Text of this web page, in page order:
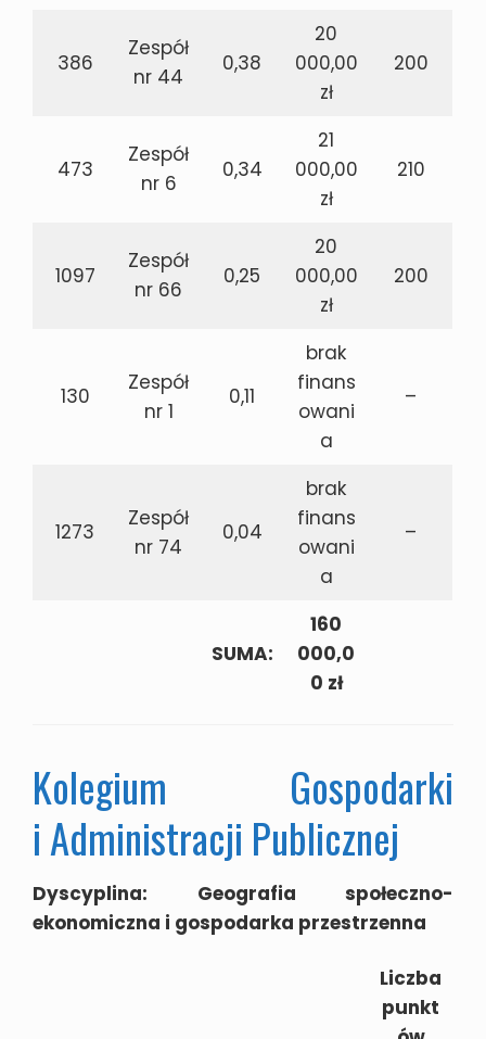
386
Zespół
nr 44
0,38
20
000,00
zł
200
473
Zespół
nr 6
0,34
21
000,00
zł
210
1097
Zespół
nr 66
0,25
20
000,00
zł
200
130
Zespół
nr 1
0,11
brak
finans
owani
a
–
1273
Zespół
nr 74
0,04
brak
finans
owani
a
–
SUMA:
160
000,0
0 zł
Kolegium Gospodarki
i Administracji Publicznej
Dyscyplina: Geografia społeczno-
ekonomiczna i gospodarka przestrzenna
Liczba
punkt